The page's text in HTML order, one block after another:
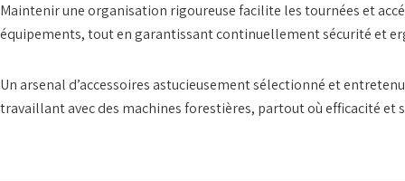
Maintenir uneorganisation rigoureusefacilite les tournées et
équipements, tout en garantissant continuellement sécurité et
Un arsenal d’accessoires astucieusement sélectionnéet
travaillant avec des machines forestières, partout où efficacité et